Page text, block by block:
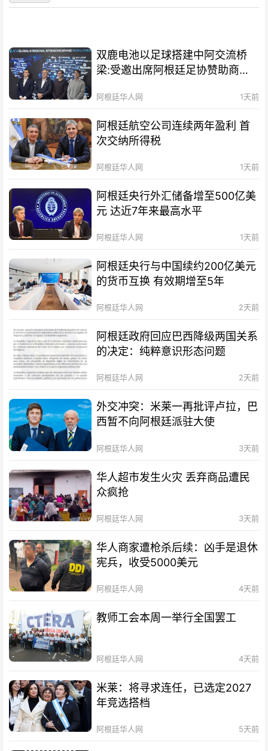
双鹿电池以足球搭建中阿交流桥
梁:受邀出席阿根廷足协赞助商招
阿根廷华人网 1天前
阿根廷航空公司连续两年盈利 首
次交纳所得税
阿根廷华人网 1天前
阿根廷央行外汇储备增至500亿美
元 达近7年来最高水平
阿根廷华人网 1天前
阿根廷央行与中国续约200亿美元
的货币互换 有效期增至5年
阿根廷华人网 2天前
阿根廷政府回应巴西降级两国关系
的决定：纯粹意识形态问题
阿根廷华人网 2天前
外交冲突：米莱一再批评卢拉，巴
西暂不向阿根廷派驻大使
阿根廷华人网 3天前
华人超市发生火灾 丢弃商品遭民
众疯抢
阿根廷华人网 3天前
华人商家遭枪杀后续：凶手是退休
宪兵，收受5000美元
阿根廷华人网 4天前
教师工会本周一举行全国罢工
阿根廷华人网 4天前
米莱：将寻求连任，已选定2027
年竞选搭档
阿根廷华人网 5天前